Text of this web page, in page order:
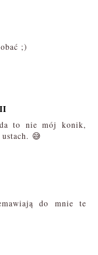
;)
to nie mój konik,
😅
do mnie te